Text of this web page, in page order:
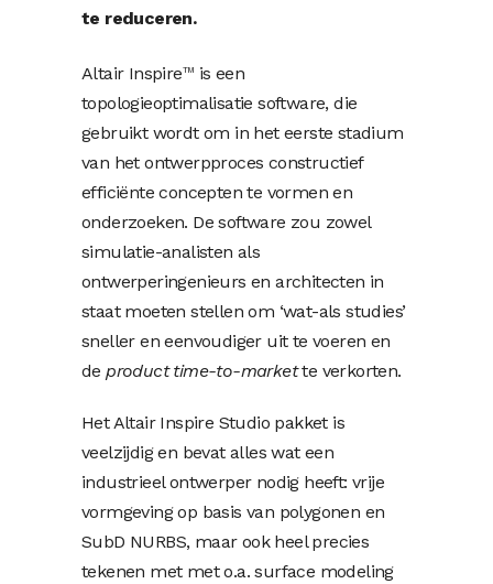
te reduceren.
Altair InspireTM
is een
topologieoptimalisatie software, die
gebruikt wordt om in het eerste stadium
van het ontwerpproces constructief
efficiënte concepten te vormen en
onderzoeken. De software zou zowel
simulatie-analisten als
ontwerperingenieurs en architecten in
staat moeten stellen om ‘wat-als studies’
sneller en eenvoudiger uit te voeren en
deproduct time-to-markette verkorten.
Het Altair Inspire Studio pakket is
veelzijdig en bevat alles wat een
industrieel ontwerper nodig heeft: vrije
vormgeving op basis van polygonen en
SubD NURBS, maar ook heel precies
tekenen met met o.a. surface modeling